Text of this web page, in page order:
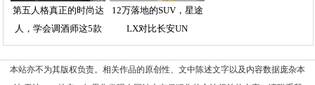
第五人格真正的时尚达
人，学会调酒师这5款
12万落地的SUV，星途
LX对比长安UN
本站亦不为其版权负责。相关作品的原创性、文中陈述文字以及内容数据庞杂本